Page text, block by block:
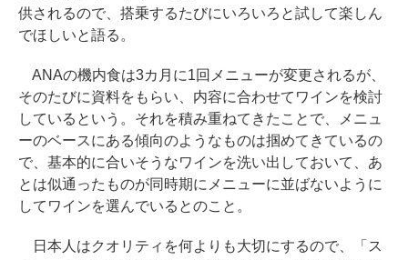
供されるので、搭乗するたびにいろいろと試して楽しん
でほしいと語る。
ANAの機内食は3カ月に1回メニューが変更されるが、
そのたびに資料をもらい、内容に合わせてワインを検討
しているという。それを積み重ねてきたことで、メニュ
ーのベースにある傾向のようなものは掴めてきているの
で、基本的に合いそうなワインを洗い出しておいて、あ
とは似通ったものが同時期にメニューに並ばないように
してワインを選んでいるとのこと。
日本人はクオリティを何よりも大切にするので、「ス